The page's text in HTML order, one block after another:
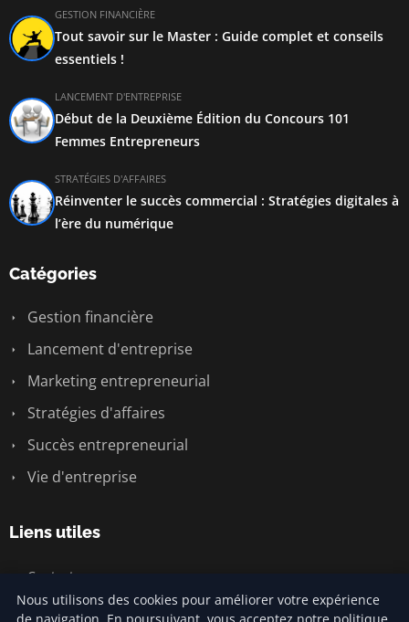
GESTION FINANCIÈRE
Tout savoir sur le Master : Guide complet et conseils
essentiels !
LANCEMENT D'ENTREPRISE
Début de la Deuxième Édition du Concours 101
Femmes Entrepreneurs
STRATÉGIES D'AFFAIRES
Réinventer le succès commercial : Stratégies digitales à
l’ère du numérique
Catégories
Gestion financière
Lancement d'entreprise
Marketing entrepreneurial
Stratégies d'affaires
Succès entrepreneurial
Vie d'entreprise
Liens utiles
Contact
Nous utilisons des cookies pour améliorer votre expérience